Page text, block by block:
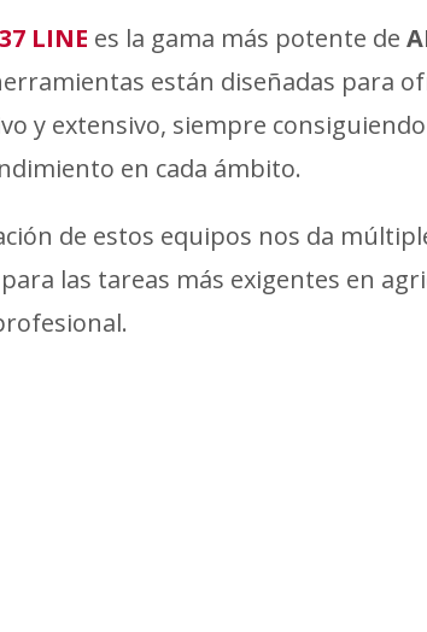
LINE es la gama más potente de
están diseñadas para
y extensivo, siempre
en cada ámbito.
de estos equipos nos da
las tareas más exigentes en